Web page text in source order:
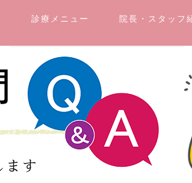
診療メニュー 院長・スタッフ